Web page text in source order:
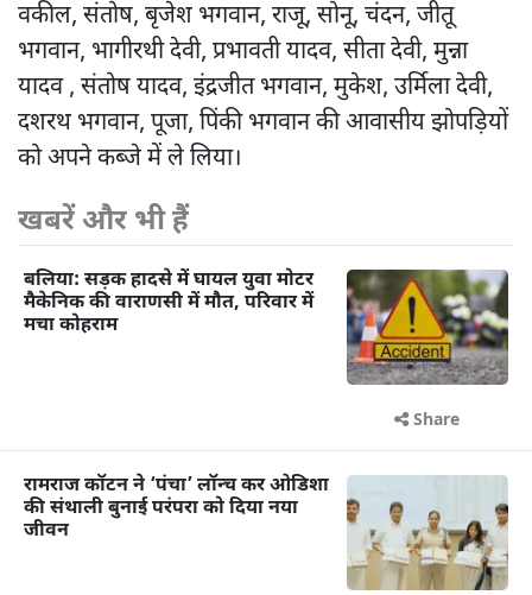
वकील, संतोष, बृजेश भगवान, राजू, सोनू, चंदन, जीतू
भगवान, भागीरथी देवी, प्रभावती यादव, सीता देवी, मुन्ना
यादव , संतोष यादव, इंद्रजीत भगवान, मुकेश, उर्मिला देवी,
दशरथ भगवान, पूजा, पिंकी भगवान की आवासीय झोपड़ियों
को अपने कब्जे में ले लिया।
खबरें और भी हैं
बलिया: सड़क हादसे में घायल युवा मोटर
मैकेनिक की वाराणसी में मौत, परिवार में
मचा कोहराम
Share
रामराज कॉटन ने ‘पंचा’ लॉन्च कर ओडिशा
की संथाली बुनाई परंपरा को दिया नया
जीवन